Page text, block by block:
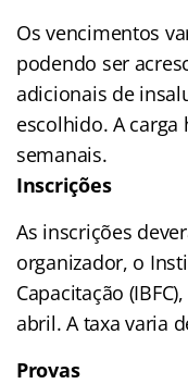
Os vencimentos
podendo ser
adicionais de
escolhido. A carga
semanais.
Inscrições
As inscrições
organizador, o
Capacitação
abril. A taxa varia
Provas